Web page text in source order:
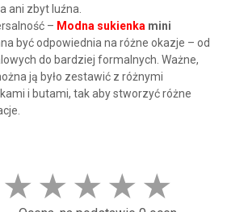
ani zbyt luźna.
– Modna sukienka mini
być odpowiednia na różne okazje – od
do bardziej formalnych. Ważne,
ją było zestawić z różnymi
i butami, tak aby stworzyć różne
★ ★ ★ ★ ★